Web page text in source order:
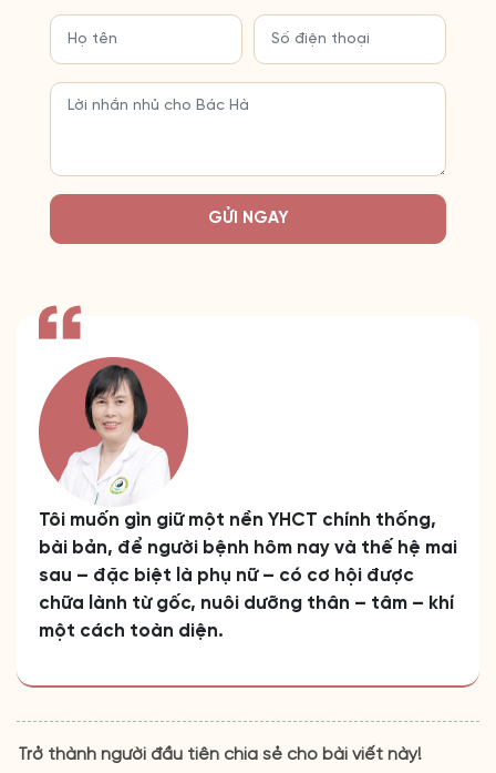
GỬI NGAY
Tôi muốn gìn giữ một nền YHCT chính thống,
bài bản, để người bệnh hôm nay và thế hệ mai
sau – đặc biệt là phụ nữ – có cơ hội được
chữa lành từ gốc, nuôi dưỡng thân – tâm – khí
một cách toàn diện.
Trở thành người đầu tiên chia sẻ cho bài viết này!